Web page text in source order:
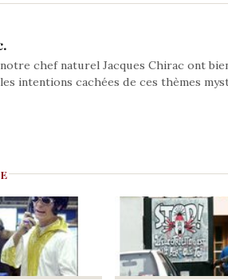
chef naturel Jacques Chirac ont
intentions cachées de ces thèmes